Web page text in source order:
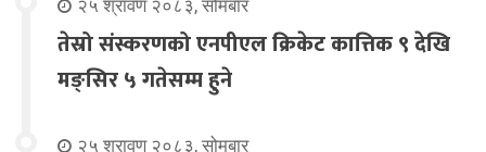
२५ श्रावण २०८३, सोमबार
तेस्रो संस्करणको एनपीएल क्रिकेट कात्तिक ९ देखि
मङ्सिर ५ गतेसम्म हुने
२५ श्रावण २०८३, सोमबार